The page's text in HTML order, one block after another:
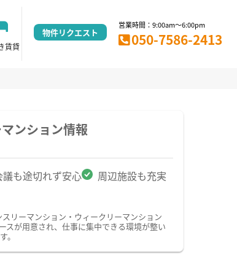
賃貸
物件リクエスト
営業時間：9:00am～6:00pm
050-7586-2413
ンション情報
も途切れず安心 周辺施設も充実
リーマンション・ウィークリーマンション
スが用意され、仕事に集中できる環境が整い
。